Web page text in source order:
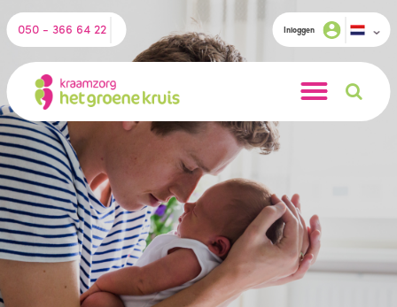
050 - 366 64 22 Inloggen